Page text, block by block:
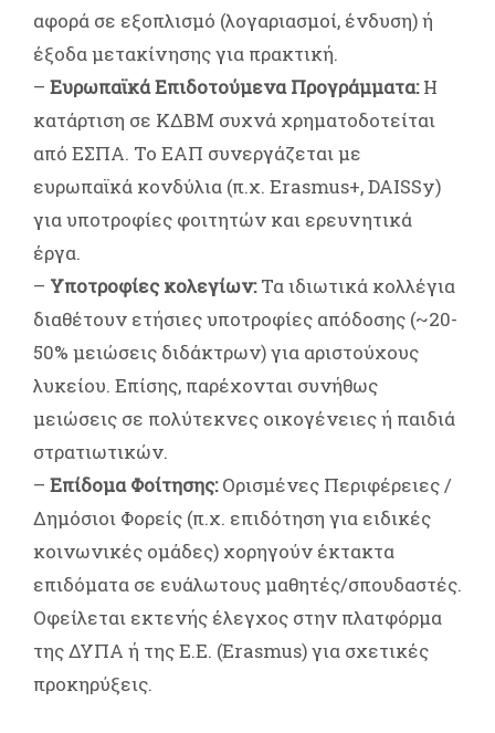
αφορά σε εξοπλισμό (λογαριασμοί, ένδυση) ή
έξοδα μετακίνησης για πρακτική.
– Ευρωπαϊκά Επιδοτούμενα Προγράμματα:Η
κατάρτιση σε ΚΔΒΜ συχνά χρηματοδοτείται
από ΕΣΠΑ. Το ΕΑΠ συνεργάζεται με
ευρωπαϊκά κονδύλια (π.χ. Erasmus+, DAISSy)
για υποτροφίες φοιτητών και ερευνητικά
έργα.
– Υποτροφίες κολεγίων:Τα ιδιωτικά κολλέγια
διαθέτουν ετήσιες υποτροφίες απόδοσης (~20-
50% μειώσεις διδάκτρων) για αριστούχους
λυκείου. Επίσης, παρέχονται συνήθως
μειώσεις σε πολύτεκνες οικογένειες ή παιδιά
στρατιωτικών.
– Επίδομα Φοίτησης:Ορισμένες Περιφέρειες /
Δημόσιοι Φορείς (π.χ. επιδότηση για ειδικές
κοινωνικές ομάδες) χορηγούν έκτακτα
επιδόματα σε ευάλωτους μαθητές/σπουδαστές.
Οφείλεται εκτενής έλεγχος στην πλατφόρμα
της ΔΥΠΑ ή της Ε.Ε. (Erasmus) για σχετικές
προκηρύξεις.